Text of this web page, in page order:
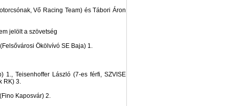
Vő Racing Team) és Tábori Áron
jelölt a szövetség
Ökölvívó SE Baja) 1.
1., Teisenhoffer László (7-es férfi, SZVISE
RK) 3.
Kaposvár) 2.